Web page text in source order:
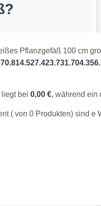
Pflanzgefäß 100 cm
bei 0,00 €, während ein
( von 0 Produkten) sind e